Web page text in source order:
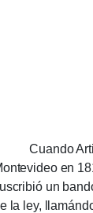
Cuando
en
un
la ley,